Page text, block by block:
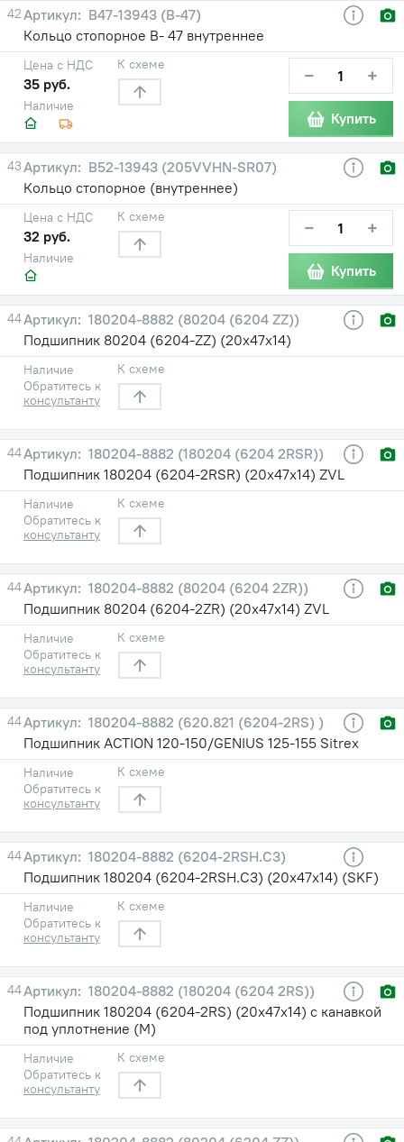
42
В47-13943 (В-47)
Кольцо стопорное В- 47 внутреннее
Наличие
Цена с НДС
35 руб.
К схеме − +
Купить
43
В52-13943 (205VVHN-SR07)
Кольцо стопорное (внутреннее)
Наличие
Цена с НДС
32 руб.
К схеме − +
Купить
44
180204-8882 (80204 (6204 ZZ))
Подшипник 80204 (6204-ZZ) (20х47х14)
Наличие
Обратитесь к
консультанту
К схеме
44
180204-8882 (180204 (6204 2RSR))
Подшипник 180204 (6204-2RSR) (20х47х14) ZVL
Наличие
Обратитесь к
консультанту
К схеме
44
180204-8882 (80204 (6204 2ZR))
Подшипник 80204 (6204-2ZR) (20х47х14) ZVL
Наличие
Обратитесь к
консультанту
К схеме
44
180204-8882 (620.821 (6204-2RS) )
Подшипник ACTION 120-150/GENIUS 125-155 Sitrex
Наличие
Обратитесь к
консультанту
К схеме
44
180204-8882 (6204-2RSH.C3)
Подшипник 180204 (6204-2RSH.C3) (20х47х14) (SKF)
Наличие
Обратитесь к
консультанту
К схеме
44
180204-8882 (180204 (6204 2RS))
Подшипник 180204 (6204-2RS) (20х47х14) с канавкой
под уплотнение (М)
Наличие
Обратитесь к
консультанту
К схеме